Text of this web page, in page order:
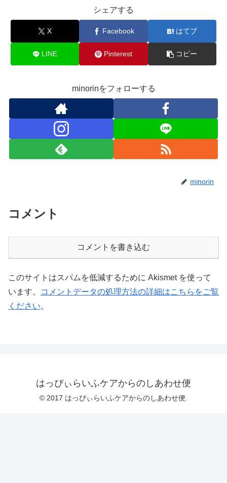
シェアする
X Facebook はてブ
LINE Pinterest コピー
minorinをフォローする
minorin
コメント
コメントを書き込む
このサイトはスパムを低減するために Akismet を使って
います。
コメントデータの処理方法の詳細はこちらをご覧
ください。
はっぴぃらいふケアからのしあわせ便
© 2017 はっぴぃらいふケアからのしあわせ便.